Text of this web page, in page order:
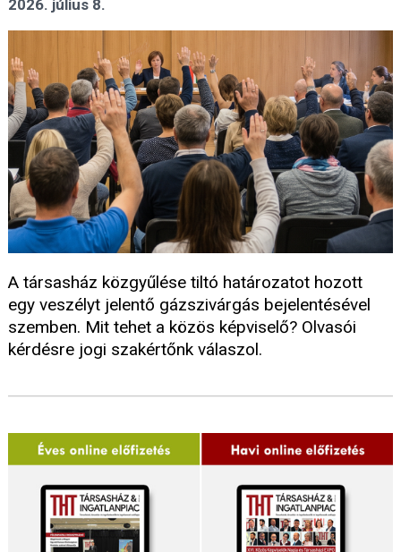
2026. július 8.
A társasház közgyűlése tiltó határozatot hozott
egy veszélyt jelentő gázszivárgás bejelentésével
szemben. Mit tehet a közös képviselő? Olvasói
kérdésre jogi szakértőnk válaszol.